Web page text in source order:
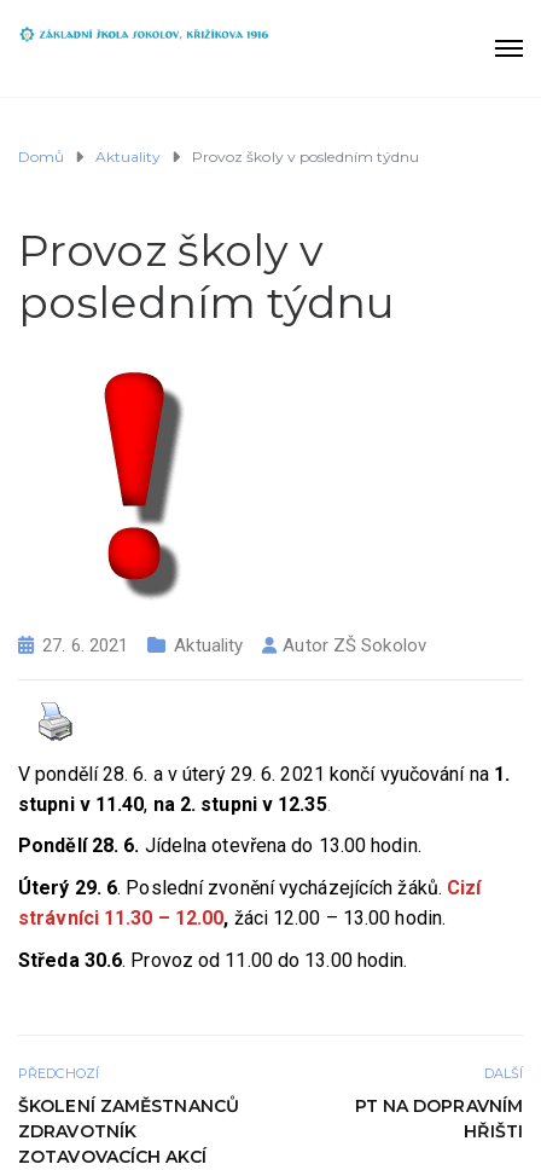
Domů Aktuality Provoz školy v posledním týdnu
Provoz školy v
posledním týdnu
27. 6. 2021 Aktuality Autor ZŠ Sokolov
V pondělí 28. 6. a v úterý 29. 6. 2021 končí vyučování na 1.
stupni v 11.40, na 2. stupni v 12.35.
Pondělí 28. 6. Jídelna otevřena do 13.00 hodin.
Úterý 29. 6. Poslední zvonění vycházejících žáků. Cizí
strávníci 11.30 – 12.00, žáci 12.00 – 13.00 hodin.
Středa 30.6. Provoz od 11.00 do 13.00 hodin.
PŘEDCHOZÍ
ŠKOLENÍ ZAMĚSTNANCŮ
ZDRAVOTNÍK
ZOTAVOVACÍCH AKCÍ
DALŠÍ
PT NA DOPRAVNÍM
HŘIŠTI